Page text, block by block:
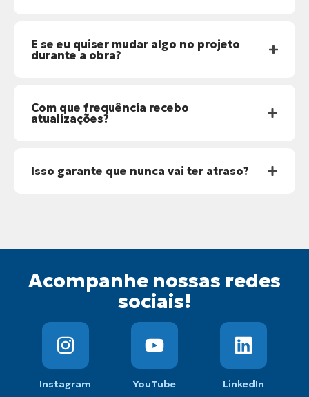
E se eu quiser mudar algo no projeto
durante a obra?
Com que frequência recebo
atualizações?
Isso garante que nunca vai ter atraso?
Acompanhe nossas redes
sociais!
Instagram YouTube LinkedIn